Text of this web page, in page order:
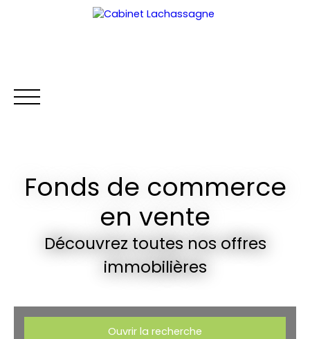
ACCUEIL ACHETER
Fonds de commerce
en vente
Découvrez toutes nos offres
immobilières
Ouvrir la recherche